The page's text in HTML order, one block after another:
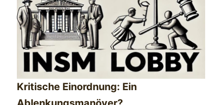
Kritische Einordnung: Ein